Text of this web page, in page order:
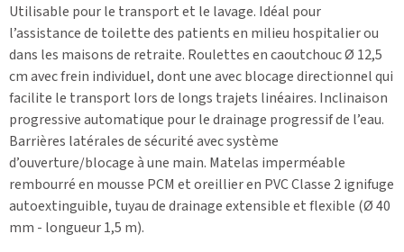
Utilisable pour le transport et le lavage. Idéal pour
l’assistance de toilette des patients en milieu hospitalier ou
dans les maisons de retraite. Roulettes en caoutchouc Ø 12,5
cm avec frein individuel, dont une avec blocage directionnel qui
facilite le transport lors de longs trajets linéaires. Inclinaison
progressive automatique pour le drainage progressif de l’eau.
Barrières latérales de sécurité avec système
d’ouverture/blocage à une main. Matelas imperméable
rembourré en mousse PCM et oreillier en PVC Classe 2 ignifuge
autoextinguible, tuyau de drainage extensible et flexible (Ø 40
mm - longueur 1,5 m).